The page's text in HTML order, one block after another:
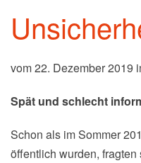
vom 22. Dezember 2019
Spät und schlecht
Schon als im Sommer
öffentlich wurden,